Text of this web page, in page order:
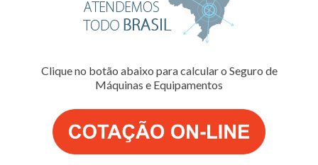
Clique no botão abaixo para calcular o Seguro de
Máquinas e Equipamentos